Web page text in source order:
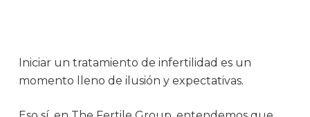
Iniciar un tratamiento de infertilidad es un
momento lleno de ilusión y expectativas.